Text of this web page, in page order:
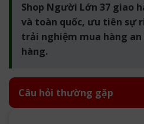
Shop Người Lớn 37 giao
và toàn quốc, ưu tiên sự
trải nghiệm mua hàng an
hàng.
Câu hỏi thường gặp